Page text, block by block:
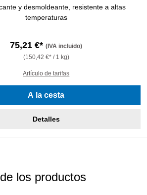
y desmoldeante, resistente a altas
temperaturas
75,21 €*(IVA incluido)
(150,42 €* / 1 kg)
Artículo de tarifas
A la cesta
Detalles
los productos